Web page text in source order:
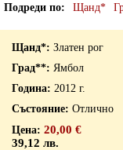
Подреди по Щанд*
Златен рог
Ямбол
2012 г.
Отлично
20,00 €
39,12 лв.